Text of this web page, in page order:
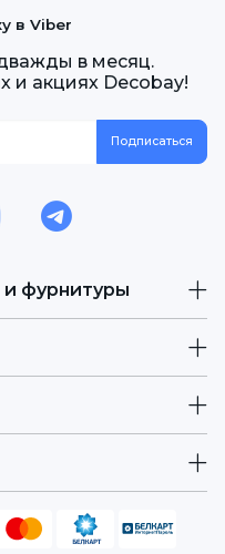
и фурнитуры
в Viber
в месяц.
и акциях Decobay!